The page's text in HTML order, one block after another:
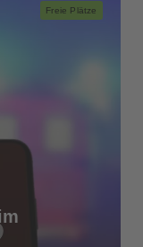
Freie Plätze